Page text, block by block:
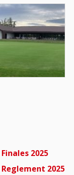
Finales 2025
Reglement 2025